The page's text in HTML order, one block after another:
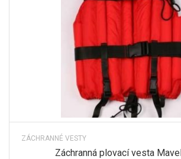
ZÁCHRANNÉ VESTY
Záchranná plovací vesta